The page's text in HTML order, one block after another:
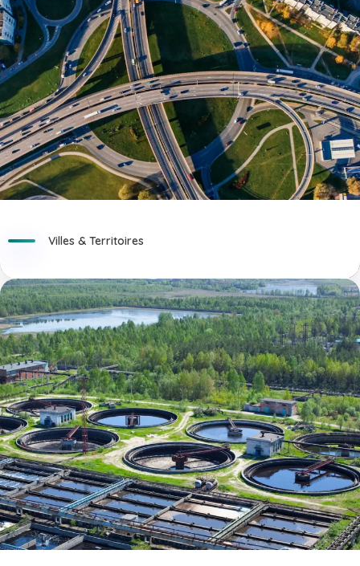
Villes & Territoires